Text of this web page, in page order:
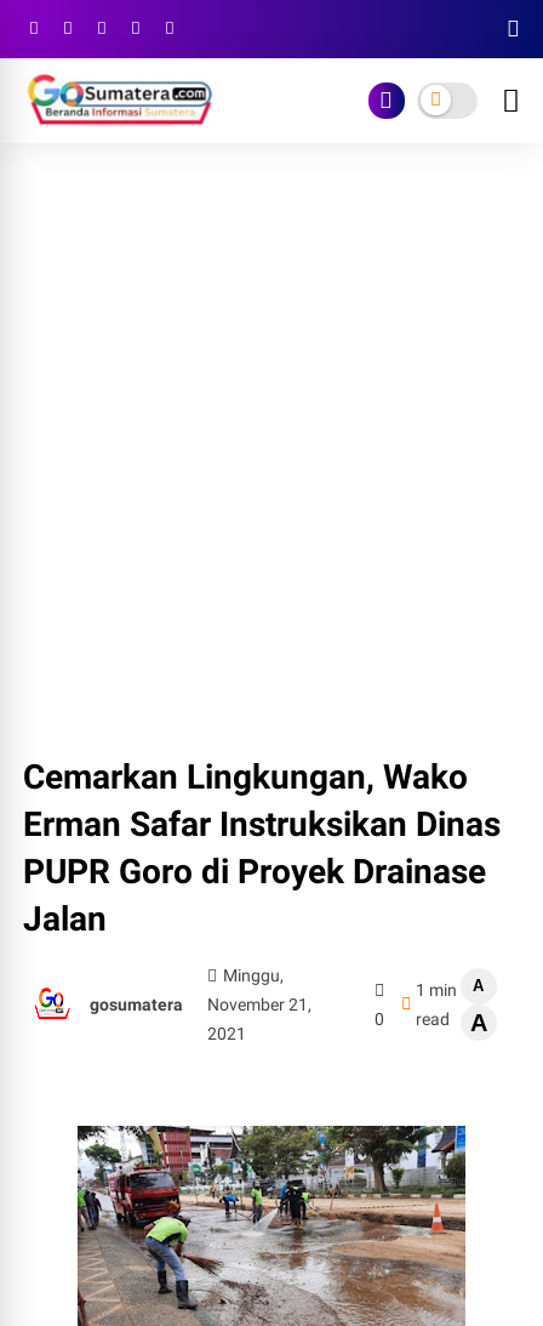
Cemarkan Lingkungan, Wako
Erman Safar Instruksikan Dinas
PUPR Goro di Proyek Drainase
Jalan
gosumatera
Minggu,
November 21,
2021
0
1 min
read
A
A